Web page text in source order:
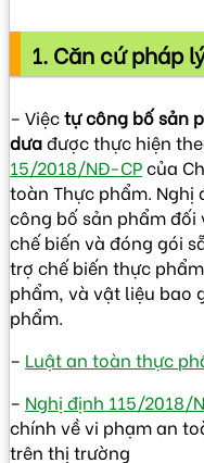
1. Căn cứ pháp
– Việctự công bố sản
dưađược thực hiện
15/2018/NĐ-CPcủa
toàn Thực phẩm.
công bố sản phẩm
chế biến và đóng gói
trợ chế biến thực
phẩm, và vật liệu bao
phẩm.
– Luật an toàn thực
– Nghị định 115/2018/
chính về vi phạm an
trên thị trường